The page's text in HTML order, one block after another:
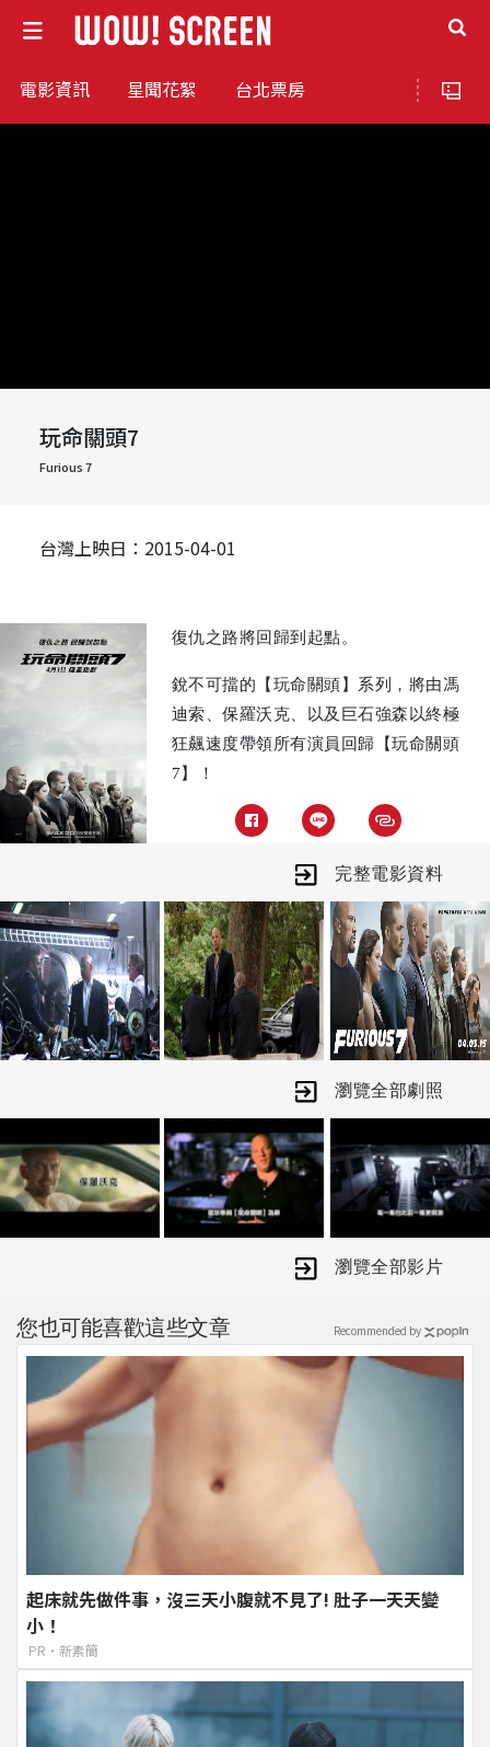
電影資訊 星聞花絮 台北票房
玩命關頭7
Furious 7
台灣上映日：2015-04-01
復仇之路將回歸到起點。
銳不可擋的【玩命關頭】系列，將由馮
迪索、保羅沃克、以及巨石強森以終極
狂飆速度帶領所有演員回歸【玩命關頭
7】！
【玩命關頭7】由導演溫子仁首度執
喬丹娜布魯斯特、泰瑞斯吉布森、路達
克里斯、艾兒莎巴塔奇、盧卡斯布萊克
以及新加入的角色包括傑森史塔森、吉
蒙翰蘇、東尼嘉、龍達魯西和寇特羅
素。尼爾莫瑞茲、馮迪索和麥可佛瑞爾
參與幕後製片，克里斯摩根為此片編
劇。
完整電影資料
瀏覽全部劇照
瀏覽全部影片
您也可能喜歡這些文章
起床就先做件事，沒三天小腹就不見了! 肚子一天天變
小！
PR・新素簡
Recommended by